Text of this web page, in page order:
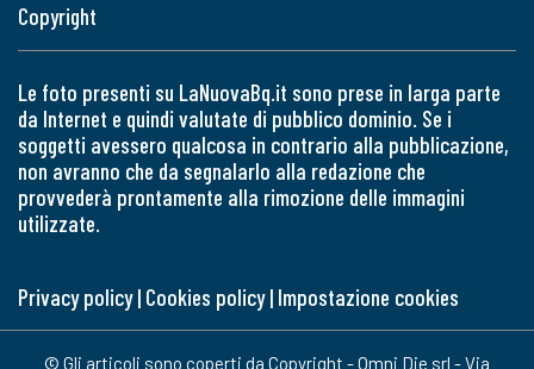
Copyright
Le foto presenti su LaNuovaBq.it sono prese in larga parte
da Internet e quindi valutate di pubblico dominio. Se i
soggetti avessero qualcosa in contrario alla pubblicazione,
non avranno che da segnalarlo alla redazione che
provvederà prontamente alla rimozione delle immagini
utilizzate.
Privacy policy| Cookies policy| Impostazione cookies
© Gli articoli sono coperti da Copyright - Omni Die srl - Via